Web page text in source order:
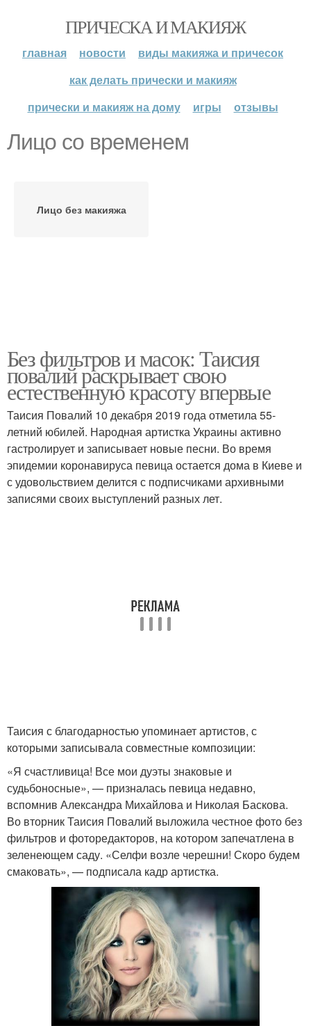
ПРИЧЕСКА И МАКИЯЖ
главная новости
виды макияжа и причесок
как делать прически и макияж
прически и макияж на дому
игры отзывы
Лицо со временем
Лицо без макияжа
Без фильтров и масок: Таисия
повалий раскрывает свою
естественную красоту впервые
Таисия Повалий 10 декабря 2019 года отметила 55-
летний юбилей. Народная артистка Украины активно
гастролирует и записывает новые песни. Во время
эпидемии коронавируса певица остается дома в Киеве и
с удовольствием делится с подписчиками архивными
записями своих выступлений разных лет.
Таисия с благодарностью упоминает артистов, с
которыми записывала совместные композиции:
«Я счастливица! Все мои дуэты знаковые и
судьбоносные», — призналась певица недавно,
вспомнив Александра Михайлова и Николая Баскова.
Во вторник Таисия Повалий выложила честное фото без
фильтров и фоторедакторов, на котором запечатлена в
зеленеющем саду. «Селфи возле черешни! Скоро будем
смаковать», — подписала кадр артистка.